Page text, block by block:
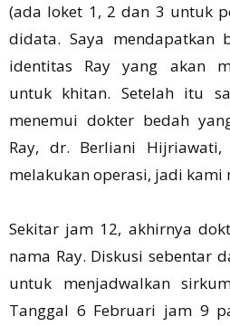
(ada loket 1, 2 dan 3 untuk
didata. Saya mendapatkan
identitas Ray yang akan
untuk khitan. Setelah itu
menemui dokter bedah
Ray, dr. Berliani Hijriawati,
melakukan operasi, jadi kami
Sekitar jam 12, akhirnya
nama Ray. Diskusi sebentar
untuk menjadwalkan
Tanggal 6 Februari jam 9